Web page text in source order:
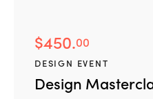
$450.00
DESIGN EVENT
Design